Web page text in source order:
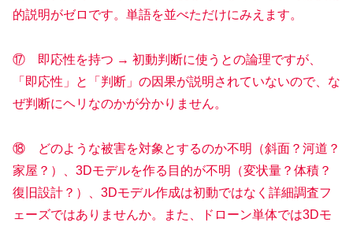
的説明がゼロです。単語を並べただけにみえます。
⑰ 即応性を持つ → 初動判断に使うとの論理ですが、
「即応性」と「判断」の因果が説明されていないので、な
ぜ判断にヘリなのかが分かりません。
⑱ どのような被害を対象とするのか不明（斜面？河道？
家屋？）、3Dモデルを作る目的が不明（変状量？体積？
復旧設計？）、3Dモデル作成は初動ではなく詳細調査フ
ェーズではありませんか。また、ドローン単体では3Dモ